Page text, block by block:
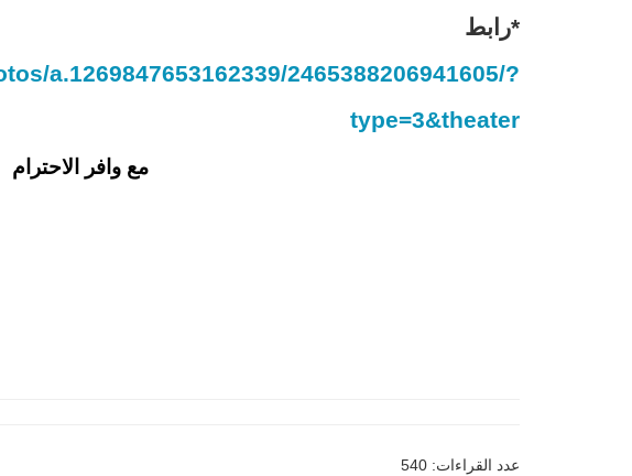
*رابط
a.1269847653162339/2465388206941605/?
type=3&theater
مع وافر الاحترام
عدد القراءات: 540